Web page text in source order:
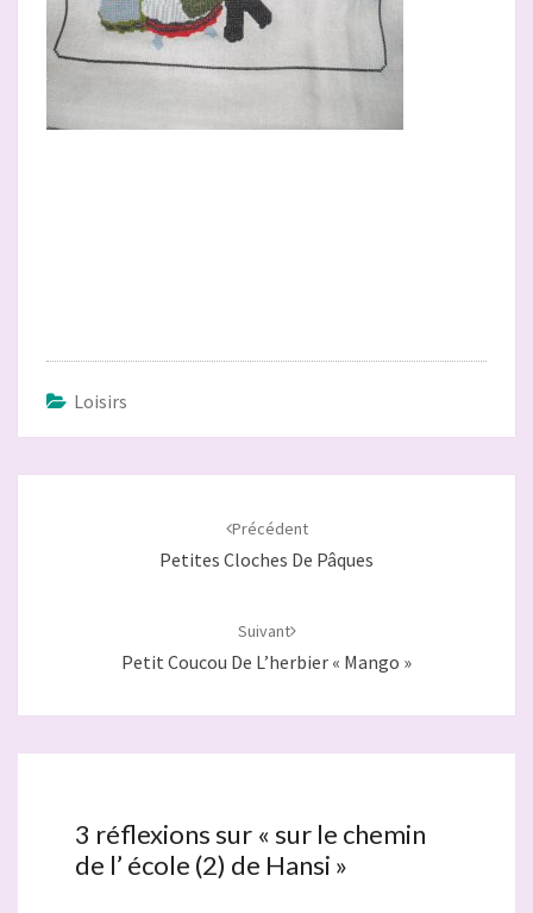
Loisirs
Précédent
Petites Cloches De Pâques
Suivant
Petit Coucou De L’herbier « Mango »
3 réflexions sur « sur le chemin
de l’ école (2) de Hansi »